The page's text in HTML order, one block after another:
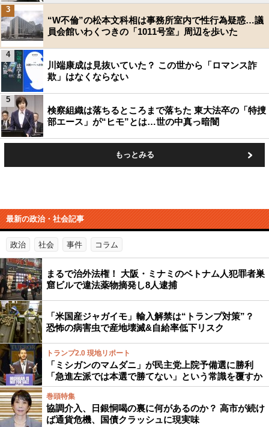
“W不倫”の松本文科相は事務所室内で性行為疑惑…議
員会館いわくつきの「1011号室」周辺を歩いた
3
川端康成は見抜いていた？ この世から「ロマンス詐
欺」はなくならない
4
検察組織は落ちるところまで落ちた 東大法卒の「特捜
部エース」が“ヒモ”とは…世の中真っ暗闇
5
もっとみる
最新の政治・社会記事
政治 社会 事件 コラム
まるで治外法権！ 大阪・ミナミのベトナム人犯罪者巣
窟ビルで違法薬物摘発し8人逮捕
「米国産ジャガイモ」輸入解禁は“トランプ対策”？
恐怖の病害虫で産地壊滅&自給率低下リスク
トランプ2.0 現地リポート
「ミシガンのマムダニ」が民主党上院予備選に勝利
「急進左派では本選で勝てない」という常識を覆すか
巻頭特集
協調介入、日銀恫喝の裏に何があるのか？ 高市が続け
ば通貨危機、国債クラッシュに現実味